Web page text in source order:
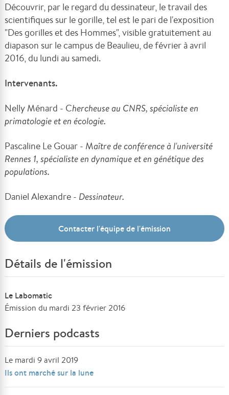
Découvrir, par le regard du dessinateur, le travail des
scientifiques sur le gorille, tel est le pari de l'exposition
"Des gorilles et des Hommes", visible gratuitement au
diapason sur le campus de Beaulieu, de février à avril
2016, du lundi au samedi.
Intervenants.
Nelly Ménard - Chercheuse au CNRS, spécialiste en
primatologie et en écologie.
Pascaline Le Gouar - Maître de conférence à l'université
Rennes 1, spécialiste en dynamique et en génétique des
populations.
Daniel Alexandre - Dessinateur.
Contacter l'équipe de l'émission
Détails de l'émission
Le Labomatic
Émission du mardi 23 février 2016
Derniers podcasts
Le mardi 9 avril 2019
Ils ont marché sur la lune